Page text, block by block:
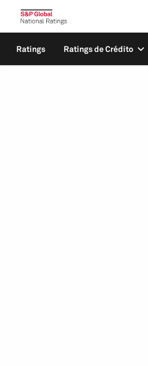
Ratings Ratings de Crédito